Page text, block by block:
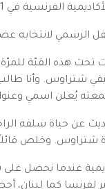
2011 بعد انتخابه من قبل أعضائها.
الرسمي لانتخابه
تحت هذه القبّة
شتراوس. وأنا
سمعته يُعلن اسمي
عن حياة سلفه
شتراوس. وخلص
عندما نحصل على
لفرنسا كما لبنان،